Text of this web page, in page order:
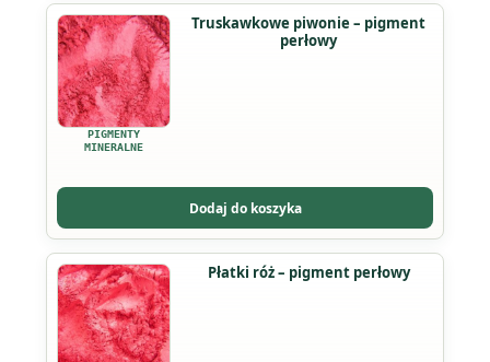
stronie
produktu
PIGMENTY
MINERALNE
Truskawkowe piwonie – pigment
perłowy
Dodaj do koszyka
Ten
produkt
ma
wiele
wariantów.
Opcje
na
stronie
produktu
Płatki róż – pigment perłowy
Ten
produkt
ma
wiele